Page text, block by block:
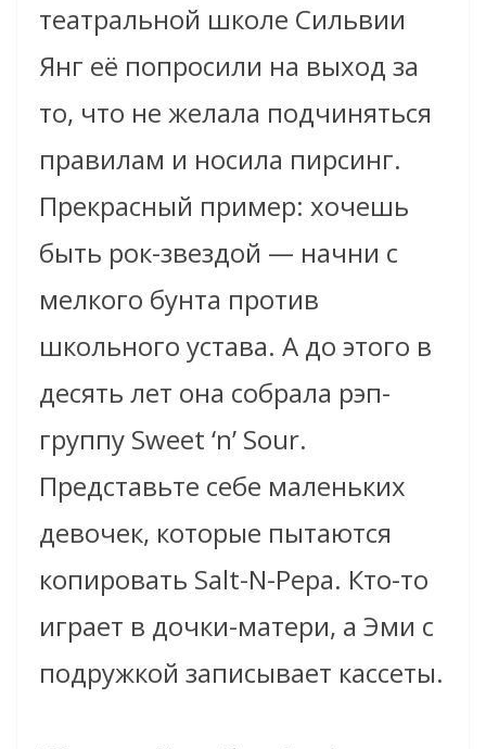
театральной школе Сильвии
Янг её попросили на выход за
то, что не желала подчиняться
правилам и носила пирсинг.
Прекрасный пример: хочешь
быть рок-звездой — начни с
мелкого бунта против
школьного устава. А до этого в
десять лет она собрала рэп-
группу Sweet ‘n’ Sour.
Представьте себе маленьких
девочек, которые пытаются
копировать Salt-N-Pepa. Кто-то
играет в дочки-матери, а Эми с
подружкой записывает кассеты.